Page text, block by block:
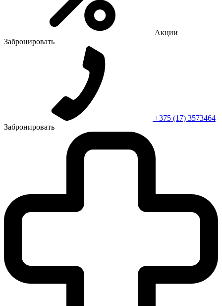
Акции
Забронировать
+375 (17) 3573464
Забронировать